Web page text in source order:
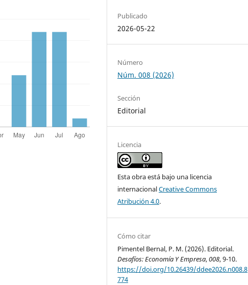
Publicado
2026-05-22
Número
Núm. 008 (2026)
Sección
Editorial
Licencia
Esta obra está bajo una licencia
internacionalCreative Commons
Atribución 4.0.
Cómo citar
Pimentel Bernal, P. M. (2026). Editorial.
Desafíos: Economía Y Empresa,008, 9-10.
https://doi.org/10.26439/ddee2026.n008.8
774